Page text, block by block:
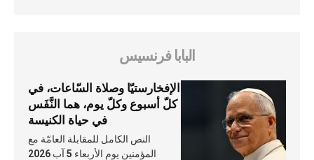
البابا فرنسيس
الإفخارستيّا وصلاة السّاعات، في
كلّ أسبوع وكلّ يوم، هما النَّفَس
في حياة الكنيسة
النص الكامل للمقابلة العامّة مع
المؤمنين يوم الأربعاء 5 آب 2026